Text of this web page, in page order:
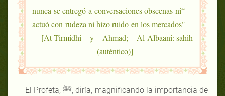
“nunca se entregó a conversaciones obscenas ni
actuó con rudeza ni hizo ruido en los mercados"
[At-Tirmidhi y Ahmad; Al-Albaani: sahih
(auténtico)]
El Profeta, ﷺ, diría, magnificando la importancia de